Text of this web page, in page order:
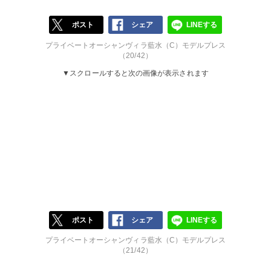
ポスト シェア LINEする
プライベートオーシャンヴィラ藍水（C）モデルプレス
（20/42）
▼スクロールすると次の画像が表示されます
ポスト シェア LINEする
プライベートオーシャンヴィラ藍水（C）モデルプレス
（21/42）